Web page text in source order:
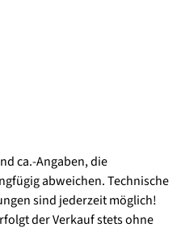
ca.-Angaben, die
abweichen. Technische
sind jederzeit möglich!
der Verkauf stets ohne